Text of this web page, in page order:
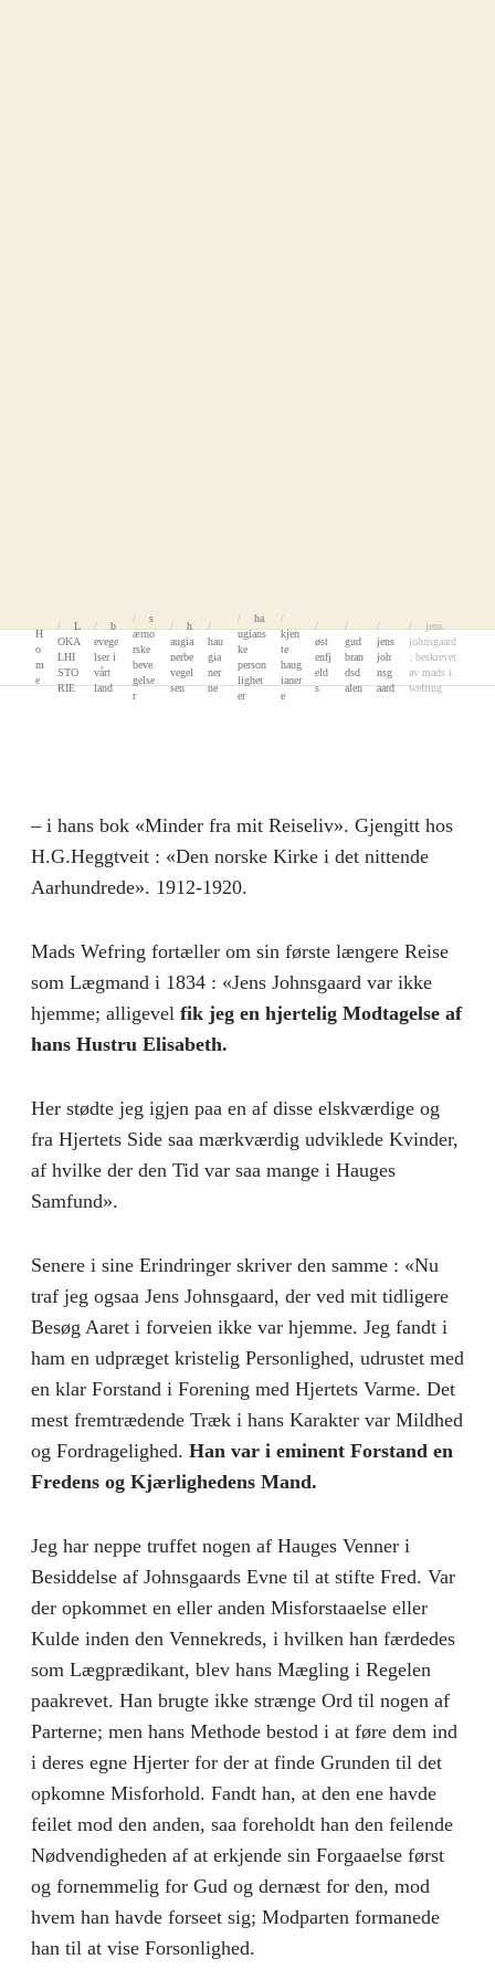
H
o
m
e
L
OKA
LHI
STO
RIE
b
evege
lser i
vårt
land
s
ærno
rske
beve
gelse
r
h
augia
nerbe
vegel
sen
hau
gia
ner
ne
ha
ugians
ke
person
lighet
er
kjen
te
haug
ianer
e
øst
enfj
eld
s
gud
bran
dsd
alen
jens
joh
nsg
aard
jens
johnsgaard
: beskrevet
av mads i.
wefring
– i hans bok «Minder fra mit Reiseliv». Gjengitt hos
H.G.Heggtveit : «Den norske Kirke i det nittende
Aarhundrede». 1912-1920.
Mads Wefring fortæller om sin første længere Reise
som Lægmand i 1834 : «Jens Johnsgaard var ikke
hjemme; alligevel fik jeg en hjertelig Modtagelse af
hans Hustru Elisabeth.
Her stødte jeg igjen paa en af disse elskværdige og
fra Hjertets Side saa mærkværdig udviklede Kvinder,
af hvilke der den Tid var saa mange i Hauges
Samfund».
Senere i sine Erindringer skriver den samme : «Nu
traf jeg ogsaa Jens Johnsgaard, der ved mit tidligere
Besøg Aaret i forveien ikke var hjemme. Jeg fandt i
ham en udpræget kristelig Personlighed, udrustet med
en klar Forstand i Forening med Hjertets Varme. Det
mest fremtrædende Træk i hans Karakter var Mildhed
og Fordragelighed. Han var i eminent Forstand en
Fredens og Kjærlighedens Mand.
Jeg har neppe truffet nogen af Hauges Venner i
Besiddelse af Johnsgaards Evne til at stifte Fred. Var
der opkommet en eller anden Misforstaaelse eller
Kulde inden den Vennekreds, i hvilken han færdedes
som Lægprædikant, blev hans Mægling i Regelen
paakrevet. Han brugte ikke strænge Ord til nogen af
Parterne; men hans Methode bestod i at føre dem ind
i deres egne Hjerter for der at finde Grunden til det
opkomne Misforhold. Fandt han, at den ene havde
feilet mod den anden, saa foreholdt han den feilende
Nødvendigheden af at erkjende sin Forgaaelse først
og fornemmelig for Gud og dernæst for den, mod
hvem han havde forseet sig; Modparten formanede
han til at vise Forsonlighed.